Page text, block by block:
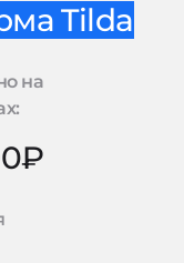
Tilda
на